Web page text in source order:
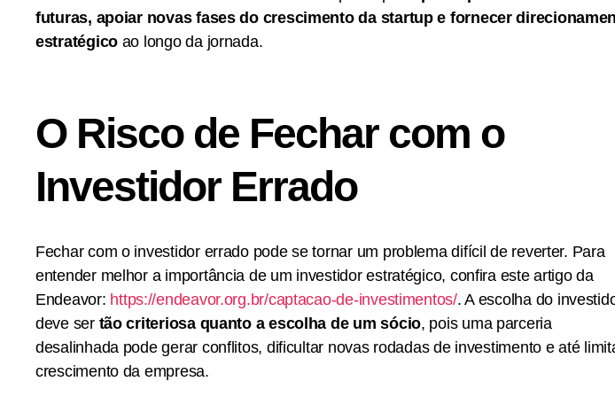
futuras, apoiar novas fases do crescimento da startup e fornecer
estratégico ao longo da jornada.
O Risco de Fechar com o
Investidor Errado
Fechar com o investidor errado pode se tornar um problema difícil de reverter. Para
entender melhor a importância de um investidor estratégico, confira este artigo da
Endeavor: https://endeavor.org.br/captacao-de-investimentos/. A escolha do
deve ser tão criteriosa quanto a escolha de um sócio, pois uma parceria
desalinhada pode gerar conflitos, dificultar novas rodadas de investimento e até
crescimento da empresa.